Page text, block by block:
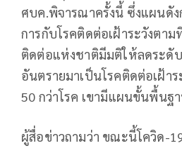
ศบค.พิจารณาครั้งนี้ ซึ่งแผนดั
การกับโรคติดต่อเฝ้าระวังตา
ติดต่อแห่งชาติมีมติให้ลดระดั
อันตรายมาเป็นโรคติดต่อเฝ้า
50 กว่าโรค เขามีแผนขั้นพื้นฐ
ผู้สื่อข่าวถามว่า ขณะนี้โควิด-